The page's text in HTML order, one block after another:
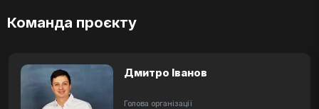
Команда проєкту
Дмитро Іванов
Голова організації